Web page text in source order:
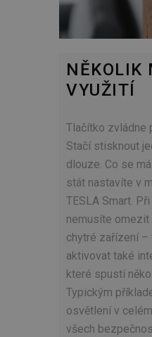
NĚKOLIK
VYUŽITÍ
Tlačítko zvládne
Stačí stisknout
dlouze. Co se
stát nastavíte v
TESLA Smart.
nemusíte omezit
chytré zařízení
aktivovat také
které spustí
Typickým
osvětlení v
všech